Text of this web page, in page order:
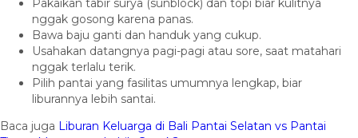
Pakaikan tabir surya (sunblock) dan topi biar kulitnya
nggak gosong karena panas.
Bawa baju ganti dan handuk yang cukup.
Usahakan datangnya pagi-pagi atau sore, saat matahari
nggak terlalu terik.
Pilih pantai yang fasilitas umumnya lengkap, biar
liburannya lebih santai.
Baca juga Liburan Keluarga di Bali Pantai Selatan vs Pantai